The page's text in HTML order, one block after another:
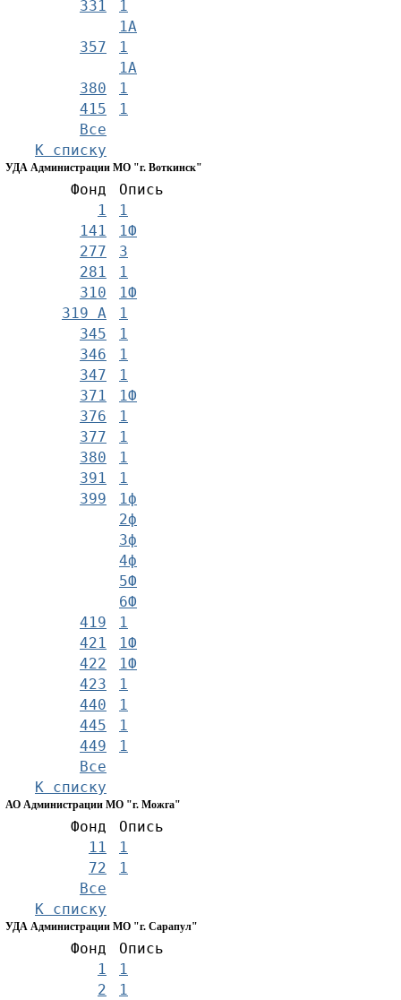
331
1
1А
357
1
1А
380
1
415
1
Все
К списку
УДА Администрации МО "г. Воткинск"
Фонд
Опись
1
1
141
1Ф
277
3
281
1
310
1Ф
319 А
1
345
1
346
1
347
1
371
1Ф
376
1
377
1
380
1
391
1
399
1ф
2ф
3ф
4ф
5Ф
6Ф
419
1
421
1Ф
422
1Ф
423
1
440
1
445
1
449
1
Все
К списку
АО Администрации МО "г. Можга"
Фонд
Опись
11
1
72
1
Все
К списку
УДА Администрации МО "г. Сарапул"
Фонд
Опись
1
1
2
1